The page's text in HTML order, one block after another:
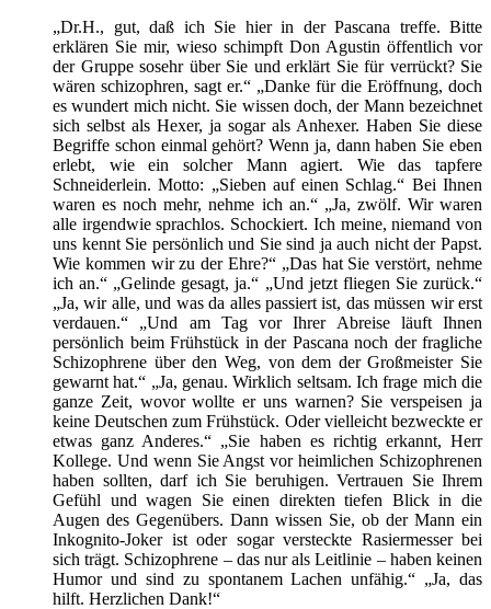
„Dr.H., gut, daß ich Sie hier in der Pascana treffe. Bitte
erklären Sie mir, wieso schimpft Don Agustin öffentlich vor
der Gruppe sosehr über Sie und erklärt Sie für verrückt? Sie
wären schizophren, sagt er.“ „Danke für die Eröffnung, doch
es wundert mich nicht. Sie wissen doch, der Mann bezeichnet
sich selbst als Hexer, ja sogar als Anhexer. Haben Sie diese
Begriffe schon einmal gehört? Wenn ja, dann haben Sie eben
erlebt, wie ein solcher Mann agiert. Wie das tapfere
Schneiderlein. Motto: „Sieben auf einen Schlag.“ Bei Ihnen
waren es noch mehr, nehme ich an.“ „Ja, zwölf. Wir waren
alle irgendwie sprachlos. Schockiert. Ich meine, niemand von
uns kennt Sie persönlich und Sie sind ja auch nicht der Papst.
Wie kommen wir zu der Ehre?“ „Das hat Sie verstört, nehme
ich an.“ „Gelinde gesagt, ja.“ „Und jetzt fliegen Sie zurück.“
„Ja, wir alle, und was da alles passiert ist, das müssen wir erst
verdauen.“ „Und am Tag vor Ihrer Abreise läuft Ihnen
persönlich beim Frühstück in der Pascana noch der fragliche
Schizophrene über den Weg, von dem der Großmeister Sie
gewarnt hat.“ „Ja, genau. Wirklich seltsam. Ich frage mich die
ganze Zeit, wovor wollte er uns warnen? Sie verspeisen ja
keine Deutschen zum Frühstück. Oder vielleicht bezweckte er
etwas ganz Anderes.“ „Sie haben es richtig erkannt, Herr
Kollege. Und wenn Sie Angst vor heimlichen Schizophrenen
haben sollten, darf ich Sie beruhigen. Vertrauen Sie Ihrem
Gefühl und wagen Sie einen direkten tiefen Blick in die
Augen des Gegenübers. Dann wissen Sie, ob der Mann ein
Inkognito-Joker ist oder sogar versteckte Rasiermesser bei
sich trägt. Schizophrene – das nur als Leitlinie – haben keinen
Humor und sind zu spontanem Lachen unfähig.“ „Ja, das
hilft. Herzlichen Dank!“